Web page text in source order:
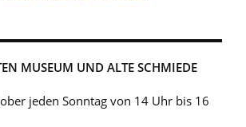
MUSEUM UND ALTE SCHMIEDE
jeden Sonntag von 14 Uhr bis 16